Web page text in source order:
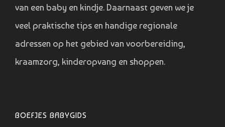
van een baby en kindje. Daarnaast geven we je
veel praktische tips en handige regionale
adressen op het gebied van voorbereiding,
kraamzorg, kinderopvang en shoppen.
BOEFJES BABYGIDS